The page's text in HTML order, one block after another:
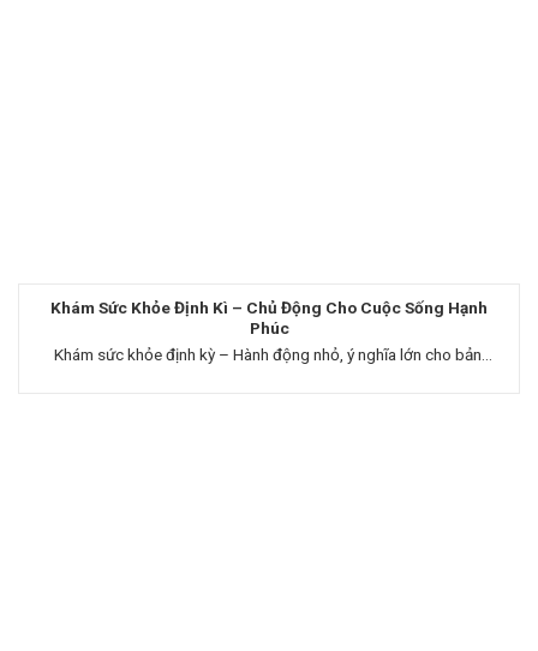
Khám Sức Khỏe Định Kì – Chủ Động Cho Cuộc Sống Hạnh
Phúc
Khám sức khỏe định kỳ – Hành động nhỏ, ý nghĩa lớn cho bản...